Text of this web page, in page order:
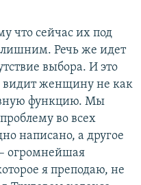
что сейчас их под
Речь же идет
выбора. И это
видит женщину не как
функцию. Мы
во всех
написано, а другое
огромнейшая
я преподаю, не